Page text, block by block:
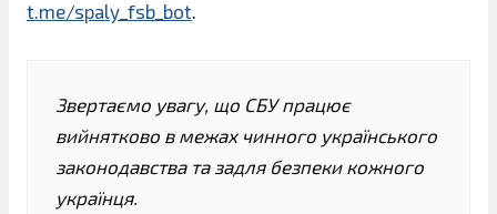
t.me/spaly_fsb_bot.
Звертаємо увагу, що СБУ працює
вийнятково в межах чинного українського
законодавства та задля безпеки кожного
українця.